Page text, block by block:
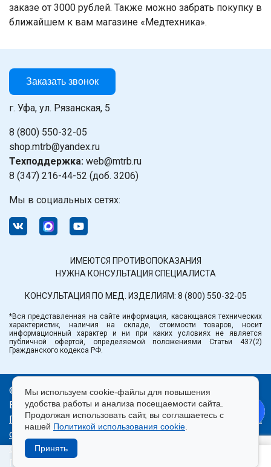
заказе от 3000 рублей. Также можно забрать покупку в
ближайшем к вам магазине «Медтехника».
Заказать звонок
г. Уфа, ул. Рязанская, 5
8 (800) 550-32-05
shop.mtrb@yandex.ru
Техподдержка: web@mtrb.ru
8 (347) 216-44-52 (доб. 3206)
Мы в социальных сетях:
ИМЕЮТСЯ ПРОТИВОПОКАЗАНИЯ
НУЖНА КОНСУЛЬТАЦИЯ СПЕЦИАЛИСТА
КОНСУЛЬТАЦИЯ ПО МЕД. ИЗДЕЛИЯМ: 8 (800) 550-32-05
*Вся представленная на сайте информация, касающаяся технических
характеристик, наличия на складе, стоимости товаров, носит
информационный характер и ни при каких условиях не является
публичной офертой, определяемой положениями Статьи 437(2)
Гражданского кодекса РФ.
© ООО «Медтехника» РБ.
Все права защищены 2026.
Политика конфиденциальности| Правила пользования
сайтом
Использование cookie|Согласие на
обработку персональных данных
Продвижение сайта — Лидер Поиска
Мы используем cookie-файлы для повышения
удобства работы и анализа посещаемости сайта.
Продолжая использовать сайт, вы соглашаетесь с
нашей Политикой использования cookie
Принять